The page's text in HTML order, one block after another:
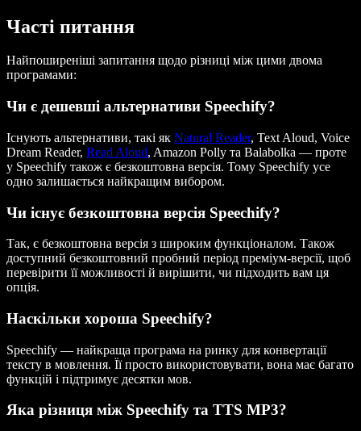
Часті питання
Найпоширеніші запитання щодо різниці між цими двома
програмами:
Чи є дешевші альтернативи Speechify?
Існують альтернативи, такі як Natural Reader, Text Aloud, Voice
Dream Reader, Read Aloud, Amazon Polly та Balabolka — проте
у Speechify також є безкоштовна версія. Тому Speechify усе
одно залишається найкращим вибором.
Чи існує безкоштовна версія Speechify?
Так, є безкоштовна версія з широким функціоналом. Також
доступний безкоштовний пробний період преміум-версії, щоб
перевірити її можливості й вирішити, чи підходить вам ця
опція.
Наскільки хороша Speechify?
Speechify — найкраща програма на ринку для конвертації
тексту в мовлення. Її просто використовувати, вона має багато
функцій і підтримує десятки мов.
Яка різниця між Speechify та TTS MP3?